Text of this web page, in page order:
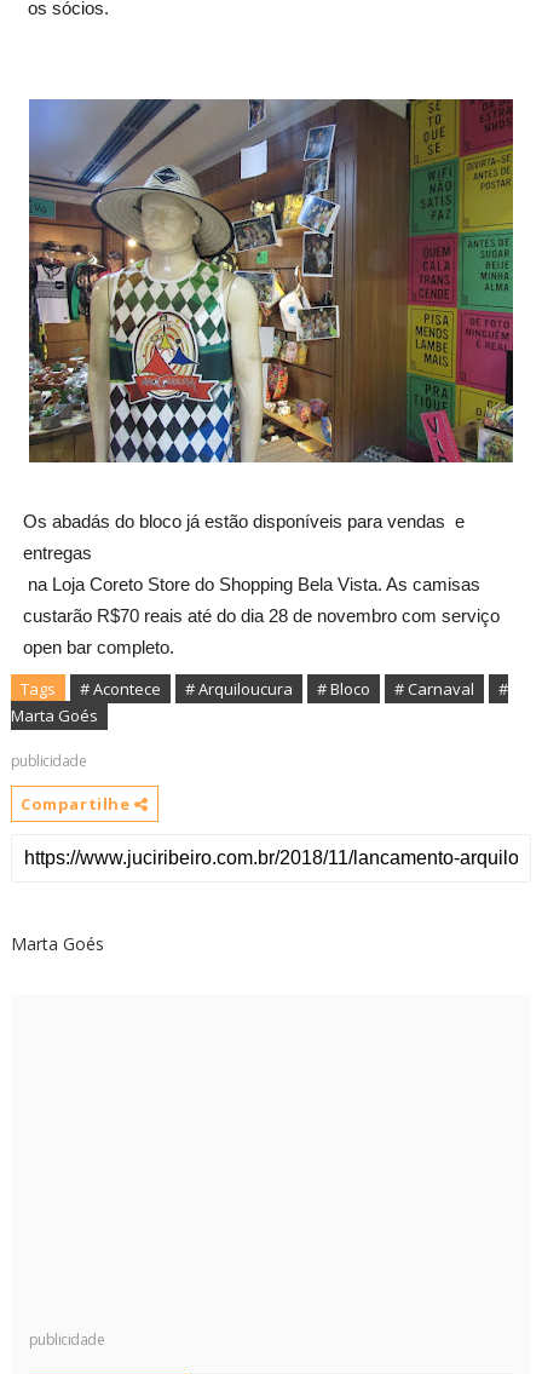
os sócios.
Os abadás do bloco já estão disponíveis para vendas  e
entregas
custarão R$70 reais até do dia 28 de novembro com serviço
open bar completo.
Tags # Acontece # Arquiloucura # Bloco # Carnaval
#
Marta Goés
publicidade
Compartilhe
Marta Goés
publicidade